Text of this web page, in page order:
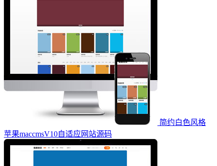
简约白色风格
苹果maccmsV10自适应网站源码